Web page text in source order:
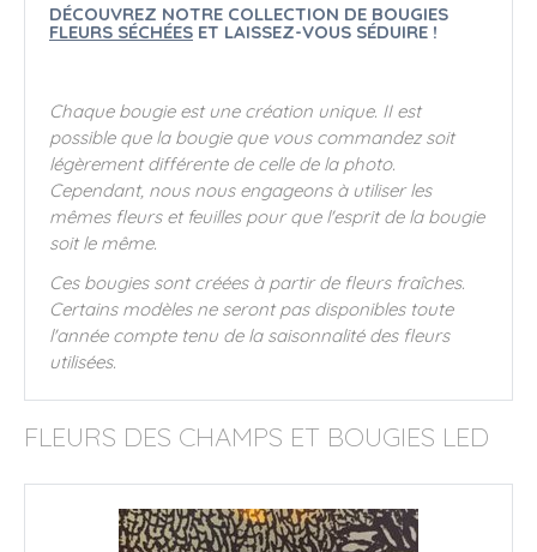
DÉCOUVREZ NOTRE COLLECTION DE BOUGIES
FLEURS SÉCHÉES ET LAISSEZ-VOUS SÉDUIRE !
Chaque bougie est une création unique. II est
possible que la bougie que vous commandez soit
légèrement différente de celle de la photo.
Cependant, nous nous engageons à utiliser les
mêmes fleurs et feuilles pour que l'esprit de la bougie
soit le même.
Ces bougies sont créées à partir de fleurs fraîches.
Certains modèles ne seront pas disponibles toute
l'année compte tenu de la saisonnalité des fleurs
utilisées.
FLEURS DES CHAMPS ET BOUGIES LED